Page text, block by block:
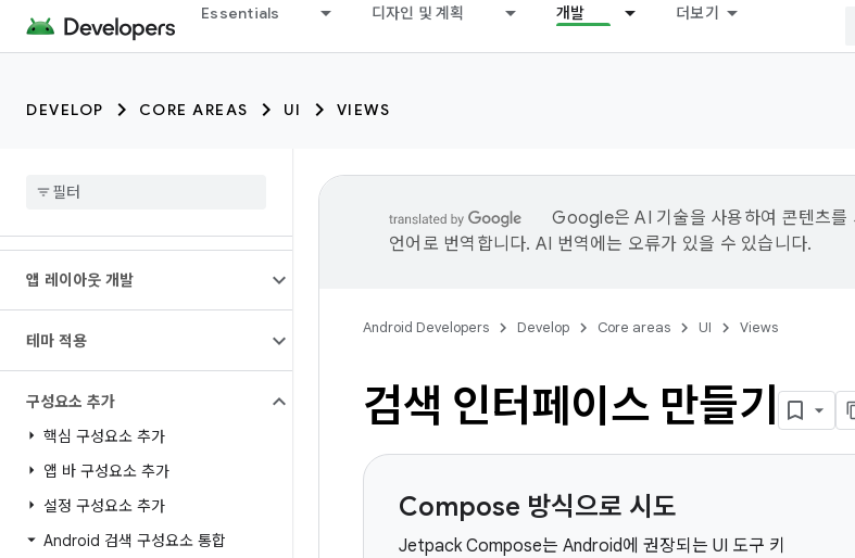
Essentials 디자인 및 계획 개발 더보기
DEVELOP CORE AREAS UI VIEWS
앱 레이아웃 개발
테마 적용
구성요소 추가
핵심 구성요소 추가
앱 바 구성요소 추가
설정 구성요소 추가
Android 검색 구성요소 통합
Google은 AI 기술을 사용하여 콘텐츠를
언어로 번역합니다. AI 번역에는 오류가 있을 수 있습니다.
Android Developers Develop Core areas UI Views
검색 인터페이스 만들기
Compose 방식으로 시도
Jetpack Compose는 Android에 권장되는 UI 도구 키